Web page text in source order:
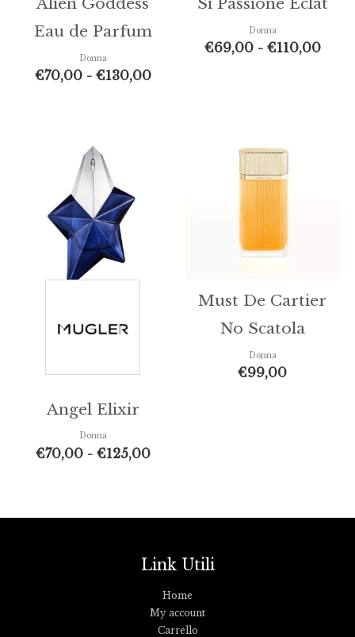
Eau de Parfum
Donna
€70,00 - €130,00
Donna
€69,00 - €110,00
Angel Elixir
Donna
€70,00 - €125,00
Must De Cartier
No Scatola
Donna
€99,00
Link Utili
Home
My account
Carrello